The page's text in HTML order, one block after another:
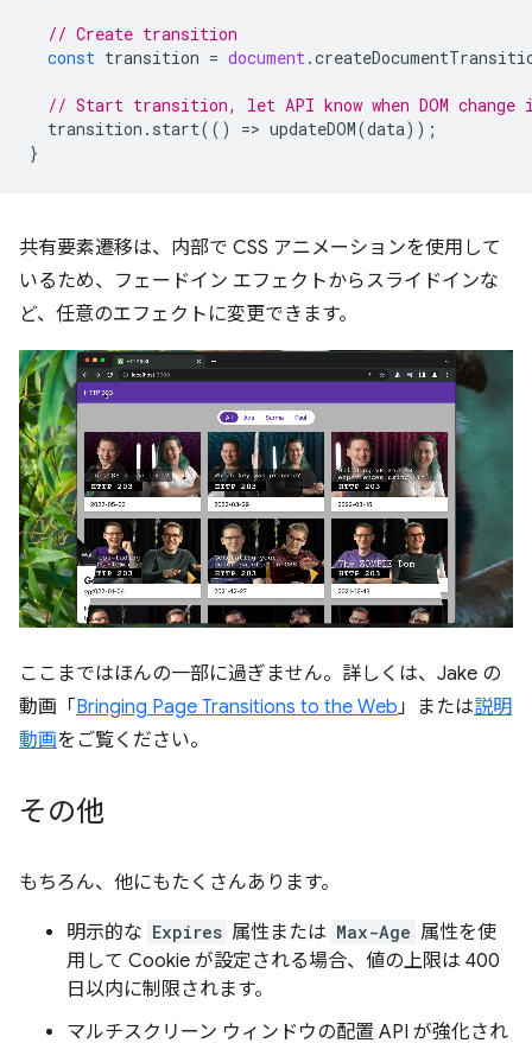
// Create transition
const transition = document.
// Start transition, let API know when DOM change
transition . start(() => updateDOM(data));
}
共有要素遷移は、内部で CSS アニメーションを使用して
いるため、フェードイン エフェクトからスライドインな
ど、任意のエフェクトに変更できます。
ここまではほんの一部に過ぎません。詳しくは、Jake の
動画「 Bringing Page Transitions to the Web」または説明
動画をご覧ください。
その他
もちろん、他にもたくさんあります。
明示的な Expires 属性または Max-Age 属性を使
用して Cookie が設定される場合、値の上限は 400
日以内に制限されます。
マルチスクリーン ウィンドウの配置 API が強化され